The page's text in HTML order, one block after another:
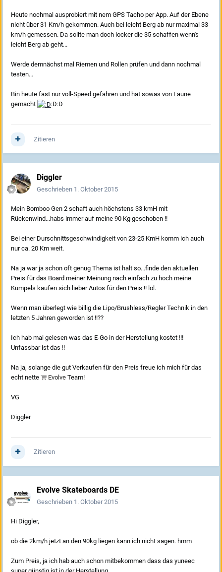
Heute nochmal ausprobiert mit nem GPS Tacho per App. Auf der Ebene
nicht über 31 Km/h gekommen. Auch bei leicht Berg ab nur maximal 33
km/h gemessen. Da sollte man doch locker die 35 schaffen wenn's
leicht Berg ab geht...
Werde demnächst mal Riemen und Rollen prüfen und dann nochmal
testen...
Bin heute fast nur voll-Speed gefahren und hat sowas von Laune
gemacht
:D:D
Zitieren
Diggler
Geschrieben 1. Oktober 2015
Mein Bomboo Gen 2 schaft auch höchstens 33 kmH mit
Rückenwind...habs immer auf meine 90 Kg geschoben !!
Bei einer Durschnittsgeschwindigkeit von 23-25 KmH komm ich auch
nur ca. 20 Km weit.
Na ja war ja schon oft genug Thema ist halt so...finde den aktuellen
Preis für das Board meiner Meinung nach einfach zu hoch meine
Kumpels kaufen sich lieber Autos für den Preis !! lol.
Wenn man überlegt wie billig die Lipo/Brushless/Regler Technik in den
letzten 5 Jahren geworden ist !!??
Ich hab mal gelesen was das E-Go in der Herstellung kostet !!!
Unfassbar ist das !!
Na ja, solange die gut Verkaufen für den Preis freue ich mich für das
echt nette
Evolve Team!
VG
Diggler
Zitieren
Evolve Skateboards DE
Geschrieben 1. Oktober 2015
Hi Diggler,
ob die 2km/h jetzt an den 90kg liegen kann ich nicht sagen. hmm
Zum Preis, ja ich hab auch schon mitbekommen dass das yuneec